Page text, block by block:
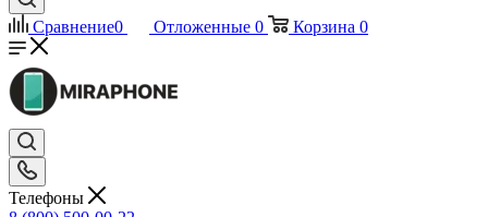
Сравнение0 Отложенные 0 Корзина 0
Телефоны